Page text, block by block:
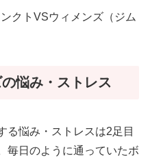
クトVSウィメンズ（ジム
悩み・ストレス
る悩み・ストレスは2足目
毎日のように通っていたボ